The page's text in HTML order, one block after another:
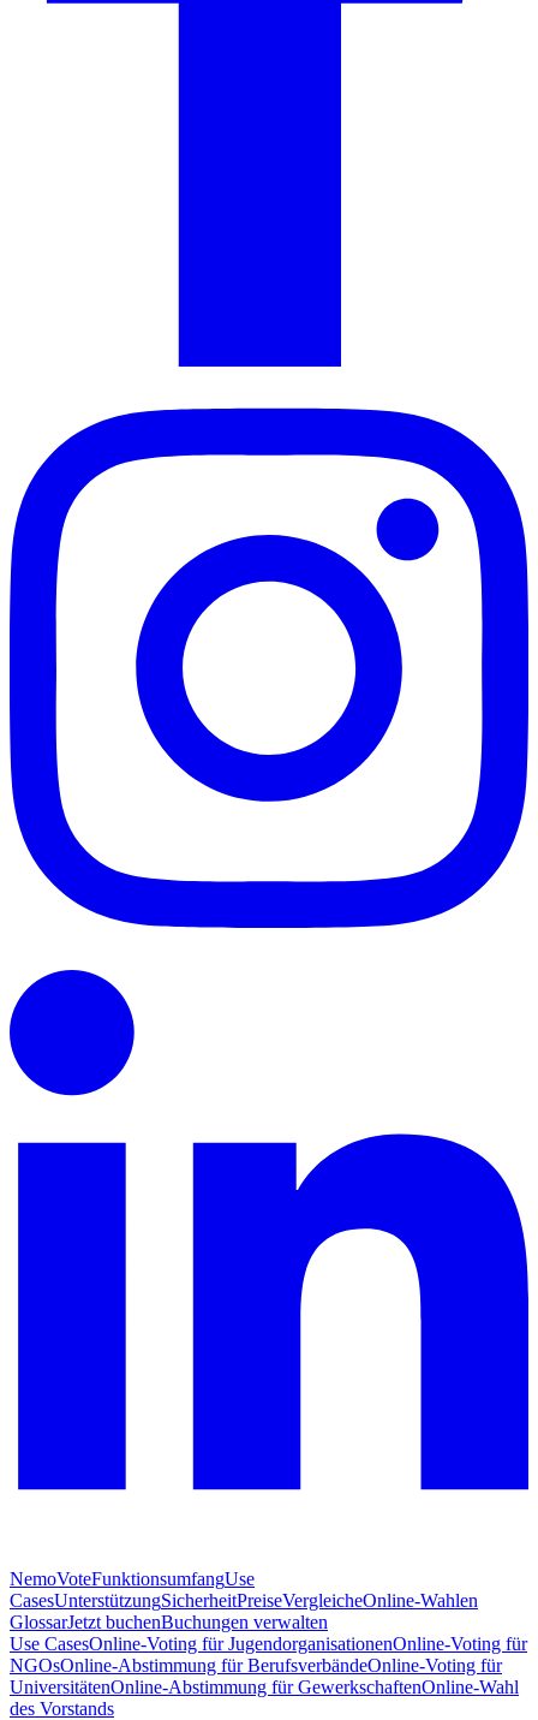
NemoVoteFunktionsumfangUse
CasesUnterstützungSicherheitPreiseVergleicheOnline-Wahlen
GlossarJetzt buchenBuchungen verwalten
Use CasesOnline-Voting für JugendorganisationenOnline-Voting für
NGOsOnline-Abstimmung für BerufsverbändeOnline-Voting für
UniversitätenOnline-Abstimmung für GewerkschaftenOnline-Wahl
des Vorstands